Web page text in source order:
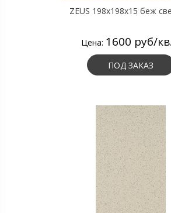
ZEUS 198x198x15 беж
Цена: 1600 руб/
ПОД ЗАКАЗ